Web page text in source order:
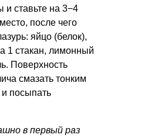
ставьте на 3−4
после чего
яйцо (белок),
1 стакан, лимонный
Поверхность
смазать тонким
и посыпать
в первый раз